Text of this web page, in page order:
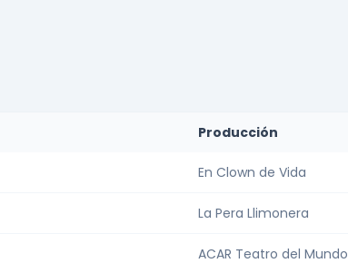
Producción
En Clown de Vida
La Pera Llimonera
ACAR Teatro del Mundo